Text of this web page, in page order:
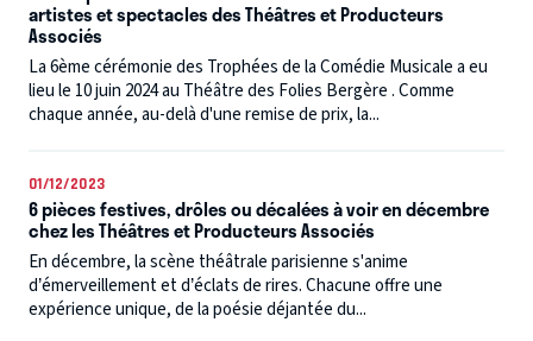
artistes et spectacles des Théâtres et Producteurs
Associés
La 6ème cérémonie des Trophées de la Comédie Musicale a eu
lieu le 10 juin 2024 au Théâtre des Folies Bergère . Comme
chaque année, au-delà d'une remise de prix, la...
01/12/2023
6 pièces festives, drôles ou décalées à voir en décembre
chez les Théâtres et Producteurs Associés
En décembre, la scène théâtrale parisienne s'anime
d’émerveillement et d’éclats de rires. Chacune offre une
expérience unique, de la poésie déjantée du...